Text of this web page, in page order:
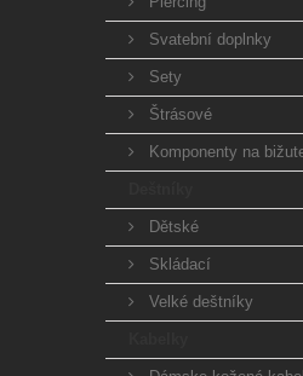
Svatební doplnky
Sety
Štrásové
Komponenty na
Dětské
Skládací
Velké deštníky